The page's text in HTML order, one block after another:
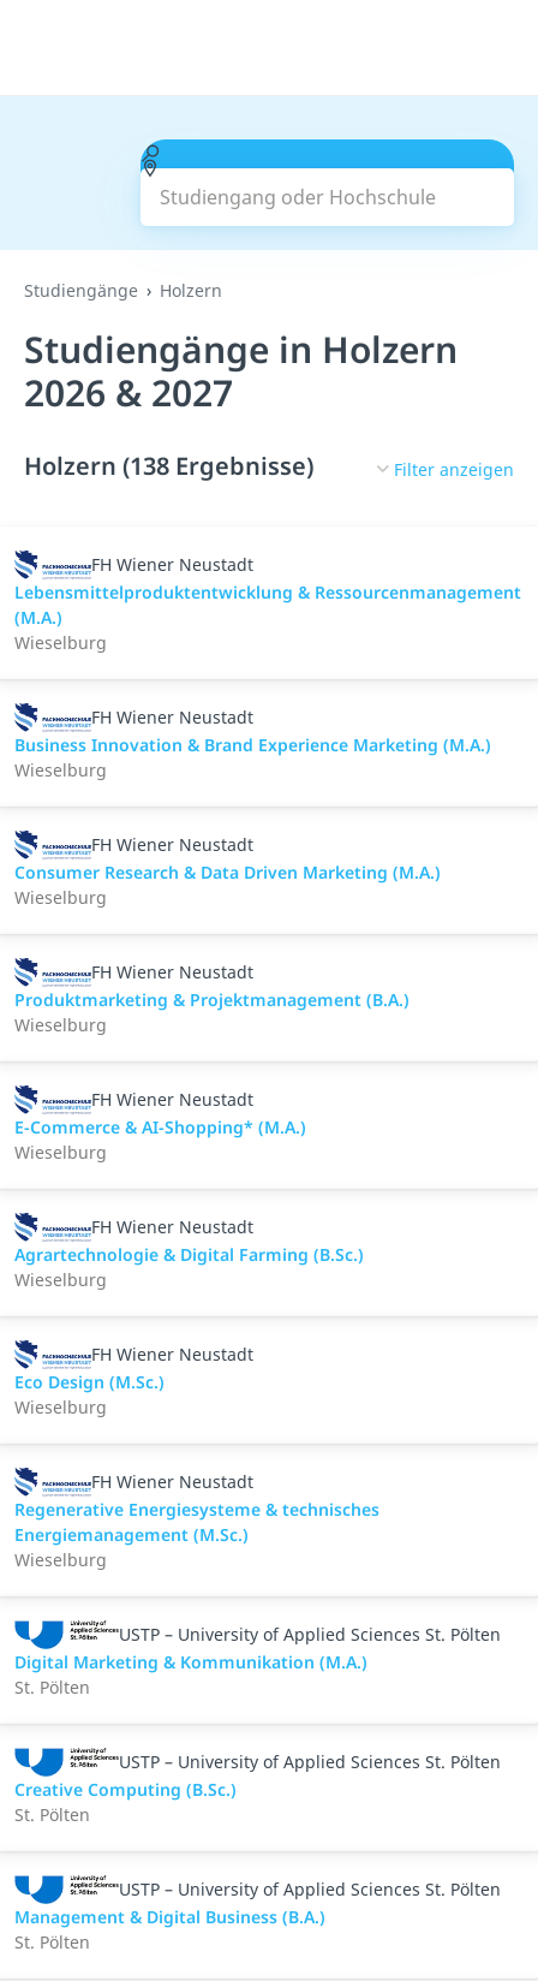
Studiengang oder Hochschule
Suchen
Studiengänge Holzern
Studiengänge in Holzern
2026 & 2027
Holzern (138 Ergebnisse) Filter anzeigen
FH Wiener Neustadt
Lebensmittelproduktentwicklung & Ressourcenmanagement
(M.A.)
Wieselburg
FH Wiener Neustadt
Business Innovation & Brand Experience Marketing (M.A.)
Wieselburg
FH Wiener Neustadt
Consumer Research & Data Driven Marketing (M.A.)
Wieselburg
FH Wiener Neustadt
Produktmarketing & Projektmanagement (B.A.)
Wieselburg
FH Wiener Neustadt
E-Commerce & AI-Shopping* (M.A.)
Wieselburg
FH Wiener Neustadt
Agrartechnologie & Digital Farming (B.Sc.)
Wieselburg
FH Wiener Neustadt
Eco Design (M.Sc.)
Wieselburg
FH Wiener Neustadt
Regenerative Energiesysteme & technisches
Energiemanagement (M.Sc.)
Wieselburg
USTP – University of Applied Sciences St. Pölten
Digital Marketing & Kommunikation (M.A.)
St. Pölten
USTP – University of Applied Sciences St. Pölten
Creative Computing (B.Sc.)
St. Pölten
USTP – University of Applied Sciences St. Pölten
Management & Digital Business (B.A.)
St. Pölten